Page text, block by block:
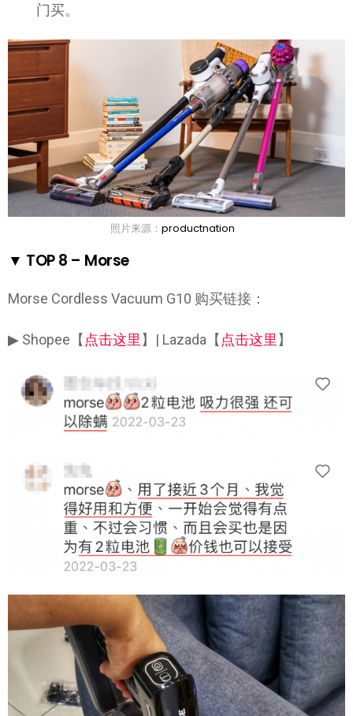
门买。
照片来源： productnation
▼ TOP 8 – Morse
Morse Cordless Vacuum G10 购买链接：
▶ Shopee【 点击这里 】| Lazada【 点击这里 】